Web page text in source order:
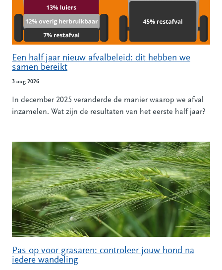
Een half jaar nieuw afvalbeleid: dit hebben we
samen bereikt
3 aug 2026
In december 2025 veranderde de manier waarop we afval
inzamelen. Wat zijn de resultaten van het eerste half jaar?
Pas op voor grasaren: controleer jouw hond na
iedere wandeling